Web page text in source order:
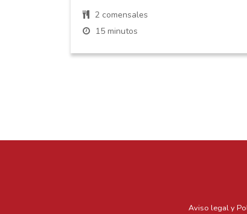
2 comensales
15 minutos
Aviso legal y